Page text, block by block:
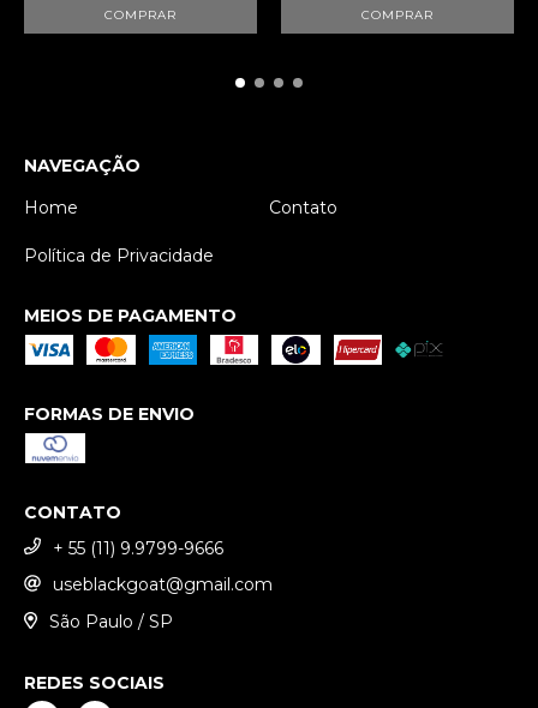
COMPRAR COMPRAR
NAVEGAÇÃO
Home
Contato
Política de Privacidade
MEIOS DE PAGAMENTO
FORMAS DE ENVIO
CONTATO
+ 55 (11) 9.9799-9666
useblackgoat@gmail.com
São Paulo / SP
REDES SOCIAIS